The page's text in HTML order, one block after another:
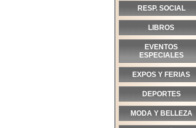
RESP. SOCIAL
LIBROS
EVENTOS
ESPECIALES
EXPOS Y FERIAS
DEPORTES
MODA Y BELLEZA